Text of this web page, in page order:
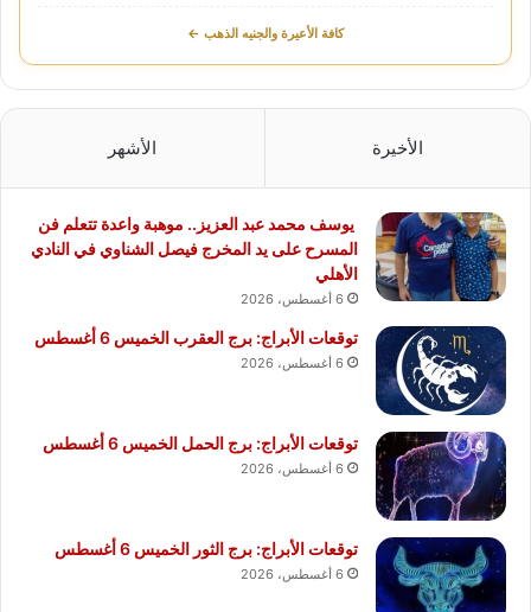
كافة الأعيرة والجنيه الذهب ←
الأخيرة الأشهر
يوسف محمد عبد العزيز.. موهبة واعدة تتعلم فن
المسرح على يد المخرج فيصل الشناوي في النادي
الأهلي
6 أغسطس، 2026
توقعات الأبراج: برج العقرب الخميس 6 أغسطس
6 أغسطس، 2026
توقعات الأبراج: برج الحمل الخميس 6 أغسطس
6 أغسطس، 2026
توقعات الأبراج: برج الثور الخميس 6 أغسطس
6 أغسطس، 2026